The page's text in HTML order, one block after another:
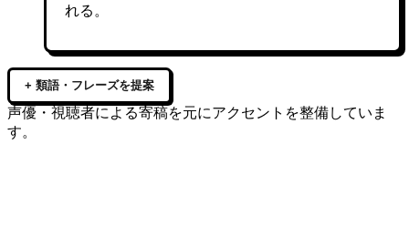
れる。
+ 類語・フレーズを提案
声優・視聴者による寄稿を元にアクセントを整備していま
す。